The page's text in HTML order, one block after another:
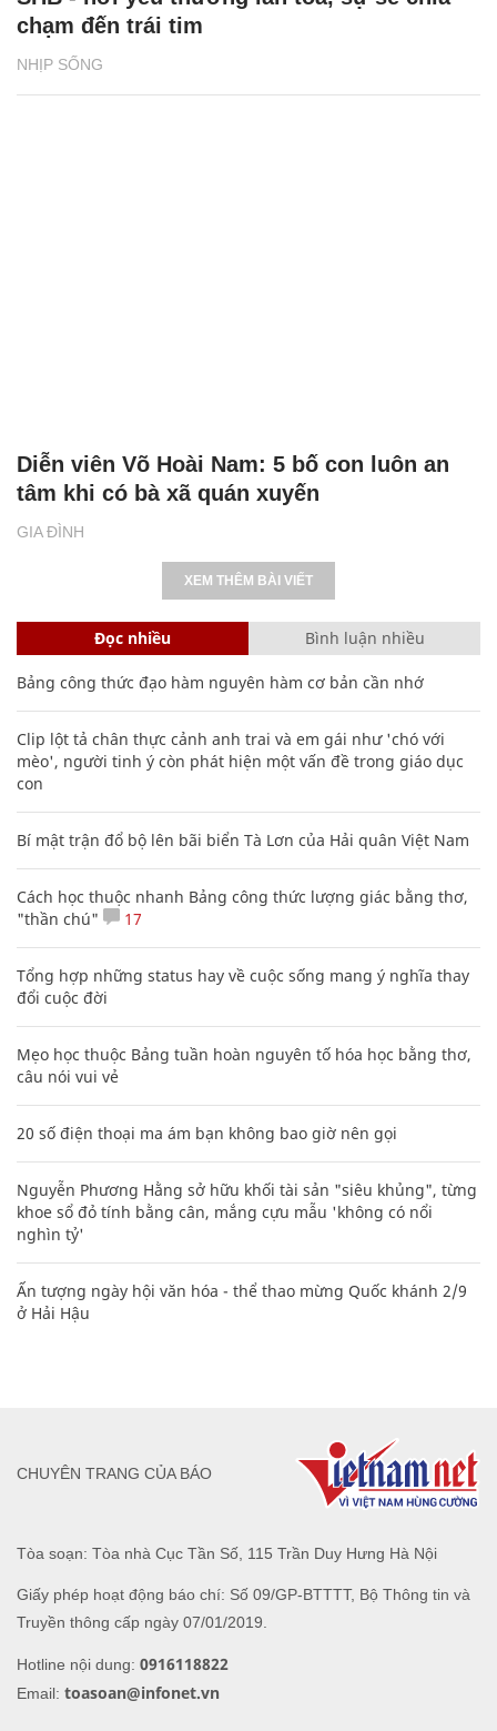
NHỊP SỐNG
chạm đến trái tim
GIA ĐÌNH
Diễn viên Võ Hoài Nam: 5 bố con luôn an
tâm khi có bà xã quán xuyến
XEM THÊM BÀI VIẾT
Đọc nhiều Bình luận nhiều
Bảng công thức đạo hàm nguyên hàm cơ bản cần nhớ
Clip lột tả chân thực cảnh anh trai và em gái như 'chó với
mèo', người tinh ý còn phát hiện một vấn đề trong giáo dục
con
Bí mật trận đổ bộ lên bãi biển Tà Lơn của Hải quân Việt Nam
Cách học thuộc nhanh Bảng công thức lượng giác bằng thơ,
"thần chú"
17
Tổng hợp những status hay về cuộc sống mang ý nghĩa thay
đổi cuộc đời
Mẹo học thuộc Bảng tuần hoàn nguyên tố hóa học bằng thơ,
câu nói vui vẻ
20 số điện thoại ma ám bạn không bao giờ nên gọi
Nguyễn Phương Hằng sở hữu khối tài sản "siêu khủng", từng
khoe sổ đỏ tính bằng cân, mắng cựu mẫu 'không có nổi
nghìn tỷ'
Ấn tượng ngày hội văn hóa - thể thao mừng Quốc khánh 2/9
ở Hải Hậu
Tòa soạn: Tòa nhà Cục Tần Số, 115 Trần Duy Hưng Hà Nội
Giấy phép hoạt động báo chí: Số 09/GP-BTTTT, Bộ Thông tin và
Truyền thông cấp ngày 07/01/2019.
Hotline nội dung: 0916118822
Email: toasoan@infonet.vn
CHUYÊN TRANG CỦA BÁO